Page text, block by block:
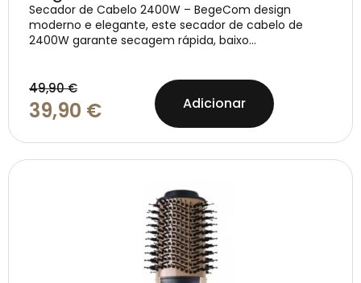
Secador de Cabelo 2400W – BegeCom design
moderno e elegante, este secador de cabelo de
2400W garante secagem rápida, baixo...
49,90€
39,90 € Adicionar